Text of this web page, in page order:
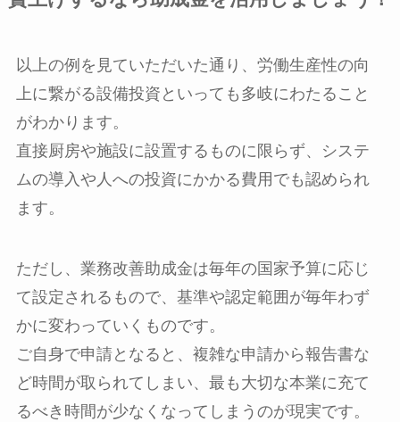
以上の例を見ていただいた通り、労働生産性の向
上に繋がる設備投資といっても多岐にわたること
がわかります。
直接厨房や施設に設置するものに限らず、システ
ムの導入や人への投資にかかる費用でも認められ
ます。
ただし、業務改善助成金は毎年の国家予算に応じ
て設定されるもので、基準や認定範囲が毎年わず
かに変わっていくものです。
ご自身で申請となると、複雑な申請から報告書な
ど時間が取られてしまい、最も大切な本業に充て
るべき時間が少なくなってしまうのが現実です。